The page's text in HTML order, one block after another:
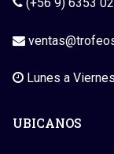
Lunes a
UBICANOS